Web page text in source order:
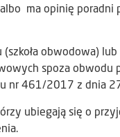
ma opinię poradni
obwodowa)
spoza
nr 461/2017 z dnia
ubiegają się o